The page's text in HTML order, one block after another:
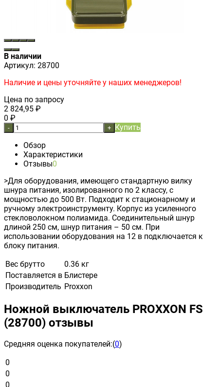
В наличии
Артикул: 28700
Наличие и цены уточняйте у наших менеджеров!
Цена по запросу
2 824,95 ₽
0 ₽
- + Купить
Обзор
Характеристики
Отзывы0
>Для оборудования, имеющего стандартную вилку
шнура питания, изолированного по 2 классу, с
мощностью до 500 Вт. Подходит к стационарному и
ручному электроинструменту. Корпус из усиленного
стекловолокном полиамида. Соединительный шнур
длиной 250 см, шнур питания – 50 см. При
использовании оборудования на 12 в подключается к
блоку питания.
Вес брутто
0.36 кг
Поставляется в Блистере
Производитель Proxxon
Ножной выключатель PROXXON FS
(28700) отзывы
Средняя оценка покупателей:(0)
0
0
0